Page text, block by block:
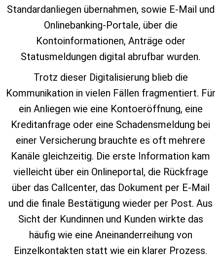
Standardanliegen übernahmen, sowie E‑Mail und
Onlinebanking‑Portale, über die
Kontoinformationen, Anträge oder
Statusmeldungen digital abrufbar wurden.
Trotz dieser Digitalisierung blieb die
Kommunikation in vielen Fällen fragmentiert. Für
ein Anliegen wie eine Kontoeröffnung, eine
Kreditanfrage oder eine Schadensmeldung bei
einer Versicherung brauchte es oft mehrere
Kanäle gleichzeitig. Die erste Information kam
vielleicht über ein Onlineportal, die Rückfrage
über das Callcenter, das Dokument per E‑Mail
und die finale Bestätigung wieder per Post. Aus
Sicht der Kundinnen und Kunden wirkte das
häufig wie eine Aneinanderreihung von
Einzelkontakten statt wie ein klarer Prozess.